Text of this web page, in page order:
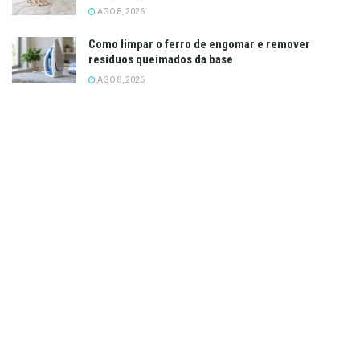
AGO 8, 2026
Como limpar o ferro de engomar e remover
resíduos queimados da base
AGO 8, 2026